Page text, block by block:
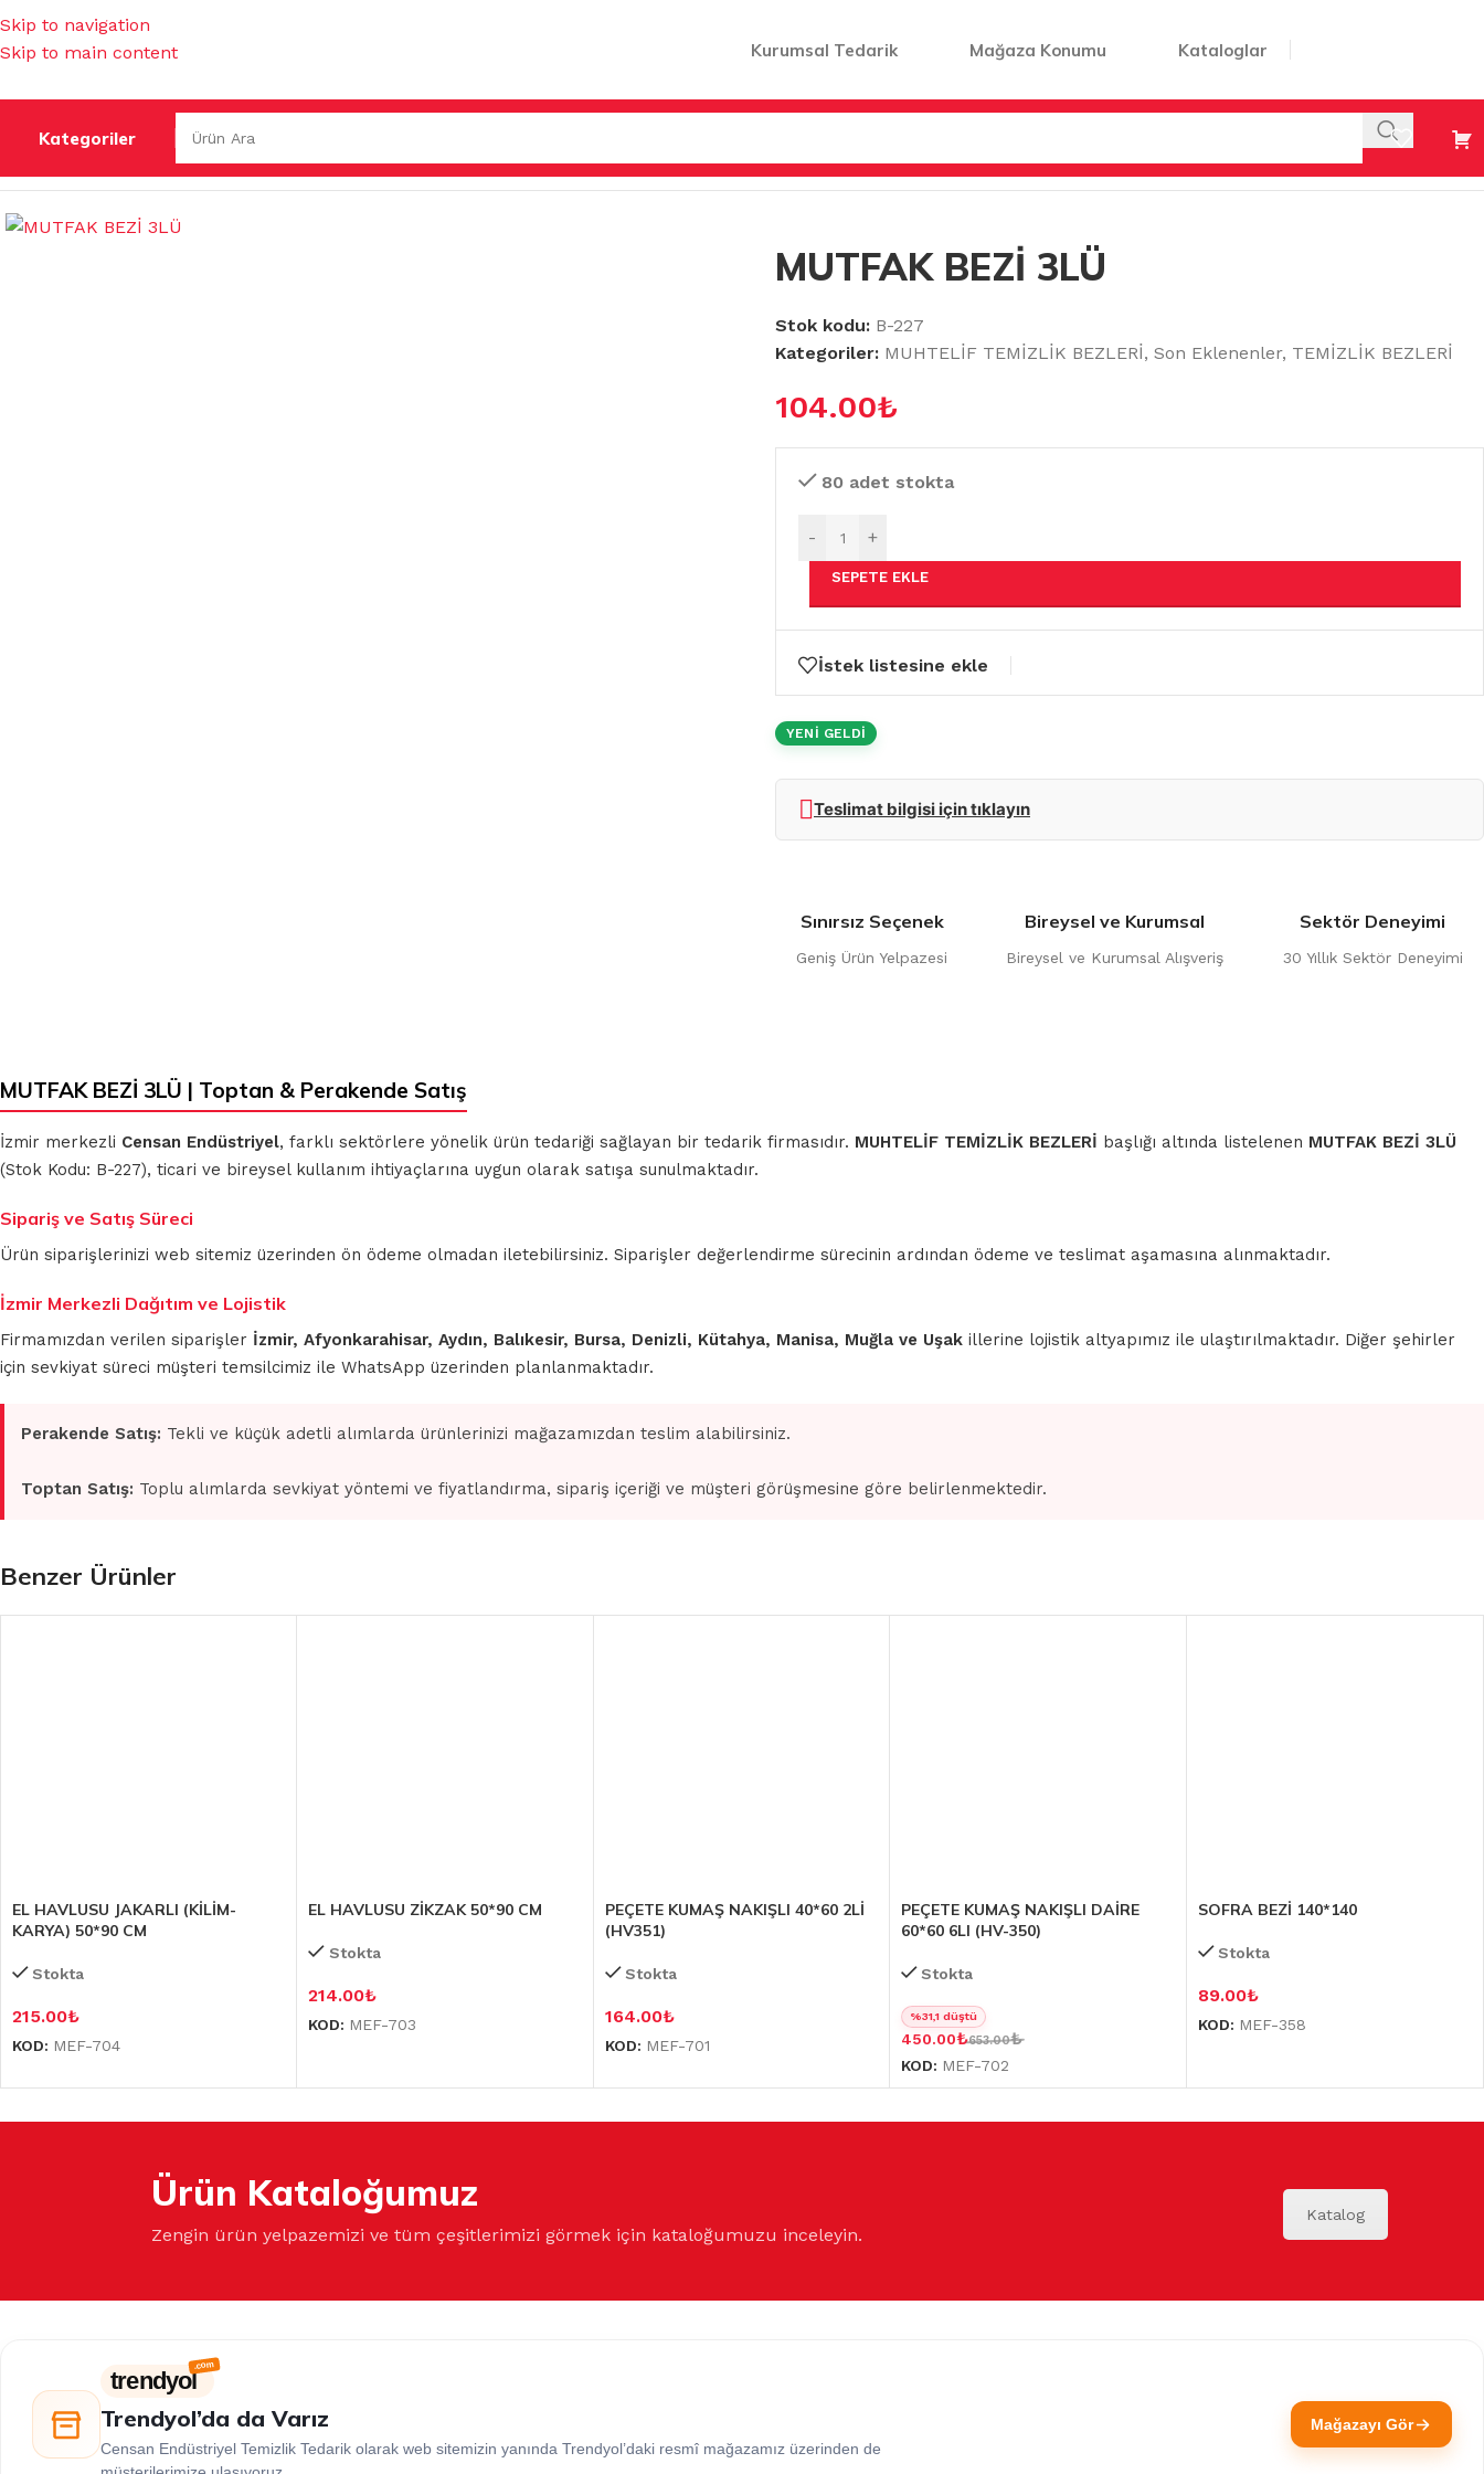
Skip to navigation
Skip to main content
Kurumsal Tedarik Mağaza Konumu Kataloglar
Kategoriler
TEMİZLİK BEZLERİ/MUHTELİF TEMİZLİK BEZLERİ/MUTFAK BEZİ 3LÜ
MUTFAK BEZİ 3LÜ
Stok kodu: B-227
Kategoriler: MUHTELİF TEMİZLİK BEZLERİ, Son Eklenenler, TEMİZLİK BEZLERİ
104.00₺
80 adet stokta
- +
SEPETE EKLE
İstek listesine ekle
YENİ GELDİ
Teslimat bilgisi için tıklayın
Sınırsız Seçenek
Geniş Ürün Yelpazesi
Bireysel ve Kurumsal
Bireysel ve Kurumsal Alışveriş
Sektör Deneyimi
30 Yıllık Sektör Deneyimi
MUTFAK BEZİ 3LÜ | Toptan & Perakende Satış
İzmir merkezli Censan Endüstriyel, farklı sektörlere yönelik ürün tedariği sağlayan bir tedarik firmasıdır. MUHTELİF TEMİZLİK BEZLERİ başlığı altında listelenen MUTFAK BEZİ 3LÜ
(Stok Kodu: B-227), ticari ve bireysel kullanım ihtiyaçlarına uygun olarak satışa sunulmaktadır.
Sipariş ve Satış Süreci
Ürün siparişlerinizi web sitemiz üzerinden ön ödeme olmadan iletebilirsiniz. Siparişler değerlendirme sürecinin ardından ödeme ve teslimat aşamasına alınmaktadır.
İzmir Merkezli Dağıtım ve Lojistik
Firmamızdan verilen siparişler İzmir, Afyonkarahisar, Aydın, Balıkesir, Bursa, Denizli, Kütahya, Manisa, Muğla ve Uşak illerine lojistik altyapımız ile ulaştırılmaktadır. Diğer şehirler
için sevkiyat süreci müşteri temsilcimiz ile WhatsApp üzerinden planlanmaktadır.
Perakende Satış: Tekli ve küçük adetli alımlarda ürünlerinizi mağazamızdan teslim alabilirsiniz.
Toptan Satış: Toplu alımlarda sevkiyat yöntemi ve fiyatlandırma, sipariş içeriği ve müşteri görüşmesine göre belirlenmektedir.
Benzer Ürünler
EL HAVLUSU JAKARLI (KİLİM-
KARYA) 50*90 CM
Stokta
215.00₺
KOD: MEF-704
EL HAVLUSU ZİKZAK 50*90 CM
Stokta
214.00₺
KOD: MEF-703
PEÇETE KUMAŞ NAKIŞLI 40*60 2Lİ
(HV351)
Stokta
164.00₺
KOD: MEF-701
PEÇETE KUMAŞ NAKIŞLI DAİRE
60*60 6LI (HV-350)
Stokta
%31,1 düştü
450.00₺653.00₺
KOD: MEF-702
SOFRA BEZİ 140*140
Stokta
89.00₺
KOD: MEF-358
Ürün Kataloğumuz
Zengin ürün yelpazemizi ve tüm çeşitlerimizi görmek için kataloğumuzu inceleyin.
Katalog
trendyol
Trendyol’da da Varız
Censan Endüstriyel Temizlik Tedarik olarak web sitemizin yanında Trendyol’daki resmî mağazamız üzerinden de
Mağazayı Gör